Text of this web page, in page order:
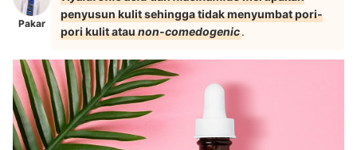
Pakar
penyusun kulit sehingga tidak menyumbat pori-
pori kulit ataunon-comedogenic.